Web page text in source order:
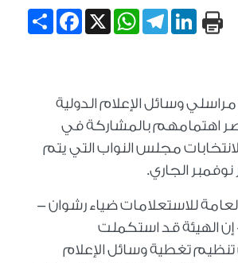
Share
Facebook X
WhatsApp
TelegramLinkedIn
وسائل الإعلام الدولية
اهتمامهم بالمشاركة في
لانتخابات مجلس النواب التي يتم
الجاري.
للاستعلامات ضياء رشوان -
الهيئة قد استكملت
تنظيم تغطية وسائل الإعلام